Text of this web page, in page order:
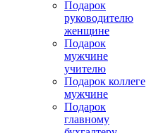
Подарок
руководителю
женщине
Подарок
мужчине
учителю
Подарок коллеге
мужчине
Подарок
главному